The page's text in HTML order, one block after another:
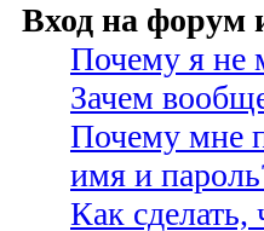
Вход на форум
Почему я не
Зачем
Почему мне
имя и
Как сделать,